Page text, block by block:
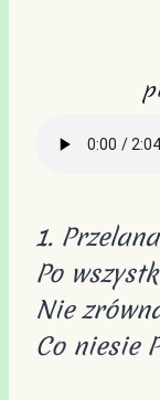
1.
Po
Nie
Co niesie